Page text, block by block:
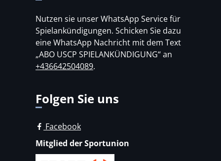
Nutzen sie unser WhatsApp Service für
Spielankündigungen. Schicken Sie dazu
eine WhatsApp Nachricht mit dem Text
„ABO USCP SPIELANKÜNDIGUNG“ an
+436642504089.
Folgen Sie uns
Facebook
Mitglied der Sportunion